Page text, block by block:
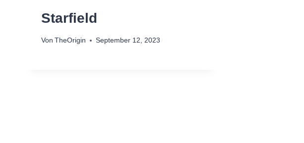
Starfield
Von TheOrigin September 12, 2023